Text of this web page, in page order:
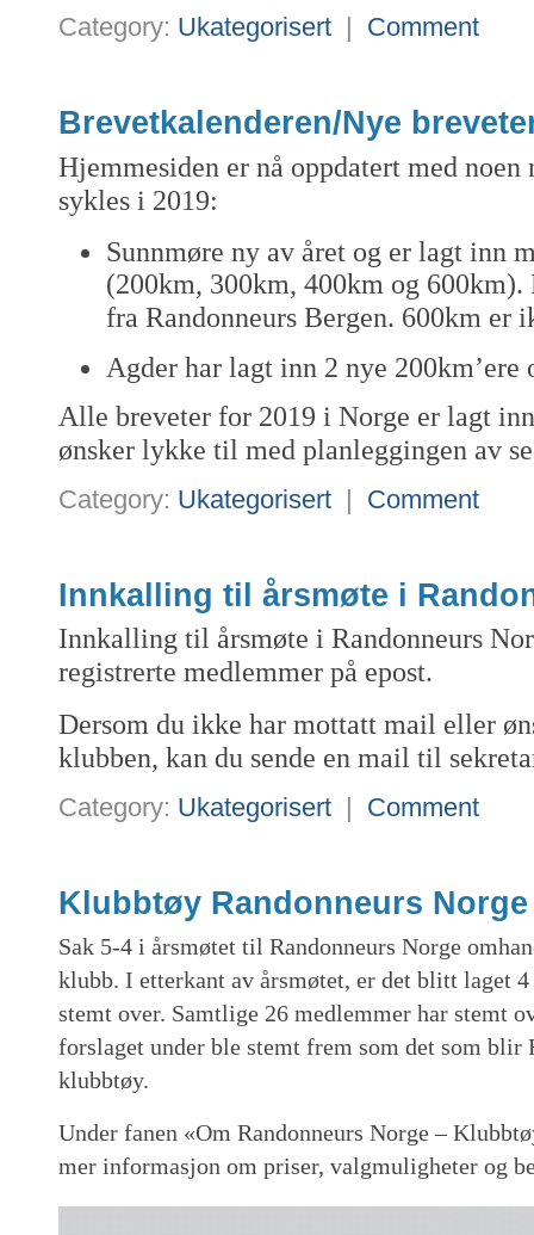
Category: Ukategorisert Comment
Brevetkalenderen/Nye
Hjemmesiden er nå oppdatert med noen
sykles i 2019:
Sunnmøre ny av året og er lagt inn
(200km, 300km, 400km og 600km).
fra Randonneurs Bergen. 600km er
Agder har lagt inn 2 nye 200km’ere
Alle breveter for 2019 i Norge er lagt
ønsker lykke til med planleggingen av
Category: Ukategorisert | Comment
Innkalling til årsmøte i
Innkalling til årsmøte i Randonneurs
registrerte medlemmer på epost.
Dersom du ikke har mottatt mail eller
klubben, kan du sende en mail til
Category: Ukategorisert | Comment
Klubbtøy Randonneurs Norge
Sak 5-4 i årsmøtet til Randonneurs Norge
klubb. I etterkant av årsmøtet, er det blitt laget
stemt over. Samtlige 26 medlemmer har stemt
forslaget under ble stemt frem som det som blir
klubbtøy.
Under fanen «Om Randonneurs Norge –
mer informasjon om priser, valgmuligheter og